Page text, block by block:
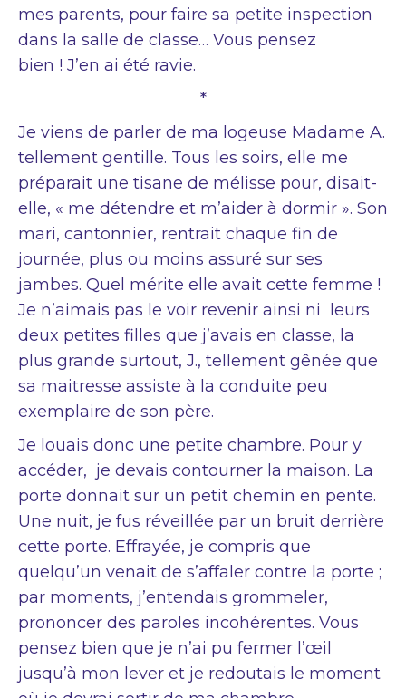
mes parents, pour faire sa petite inspection
dans la salle de classe… Vous pensez
bien ! J’en ai été ravie.
*
Je viens de parler de ma logeuse Madame A.
tellement gentille. Tous les soirs, elle me
préparait une tisane de mélisse pour, disait-
elle, « me détendre et m’aider à dormir ». Son
mari, cantonnier, rentrait chaque fin de
journée, plus ou moins assuré sur ses
jambes. Quel mérite elle avait cette femme !
Je n’aimais pas le voir revenir ainsi ni leurs
deux petites filles que j’avais en classe, la
plus grande surtout, J., tellement gênée que
sa maitresse assiste à la conduite peu
exemplaire de son père.
Je louais donc une petite chambre. Pour y
accéder, je devais contourner la maison. La
porte donnait sur un petit chemin en pente.
Une nuit, je fus réveillée par un bruit derrière
cette porte. Effrayée, je compris que
quelqu’un venait de s’affaler contre la porte ;
par moments, j’entendais grommeler,
prononcer des paroles incohérentes. Vous
pensez bien que je n’ai pu fermer l’œil
jusqu’à mon lever et je redoutais le moment